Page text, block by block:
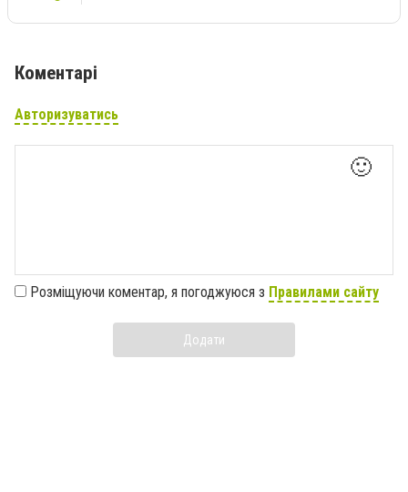
Коментарі
Авторизуватись
🙂
Розміщуючи коментар, я погоджуюся з Правилами сайту
Додати